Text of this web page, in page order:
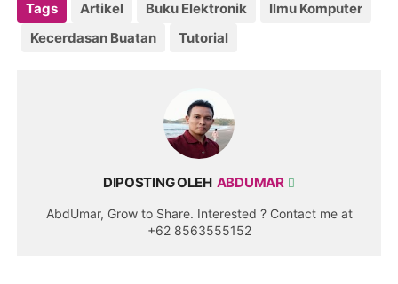
Tags Artikel Buku Elektronik
Ilmu Komputer
Kecerdasan Buatan
Tutorial
DIPOSTING OLEH ABDUMAR
AbdUmar, Grow to Share. Interested ? Contact me at
+62 8563555152